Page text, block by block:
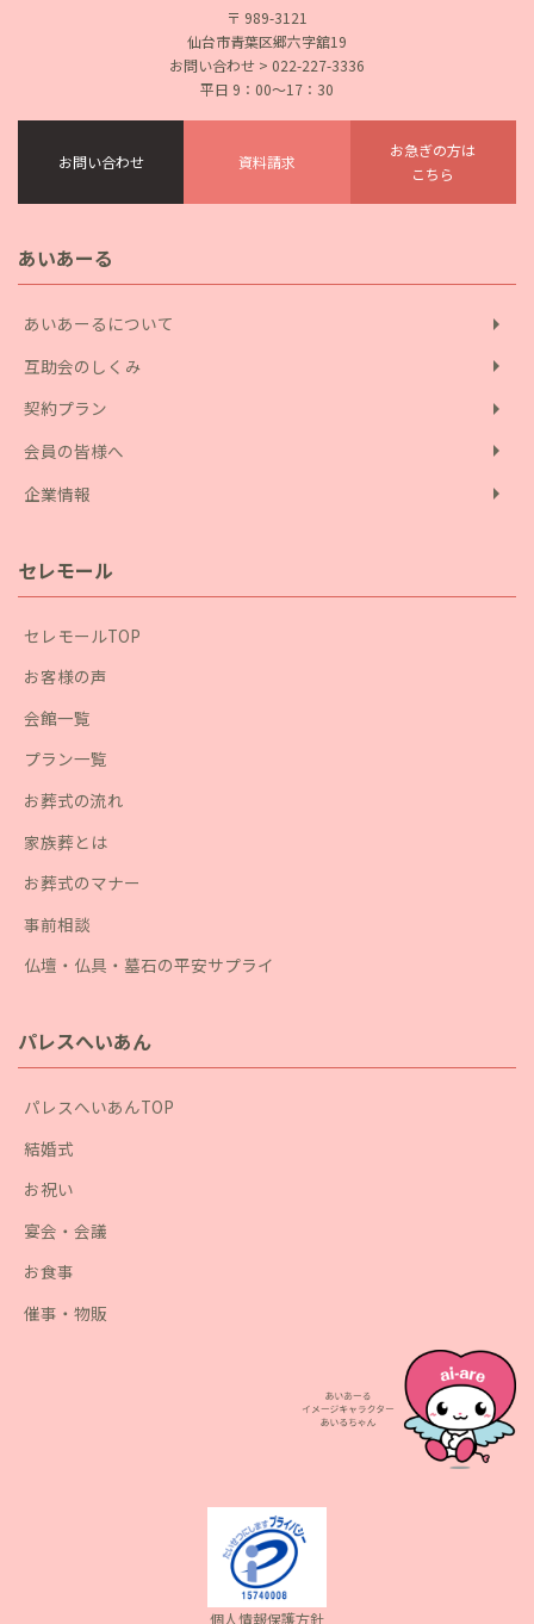
〒 989-3121
仙台市青葉区郷六字舘19
お問い合わせ > 022-227-3336
平日 9：00〜17：30
お問い合わせ 資料請求
お急ぎの方は
こちら
あいあーる
あいあーるについて arrow_right
互助会のしくみ arrow_right
契約プラン arrow_right
会員の皆様へ arrow_right
企業情報 arrow_right
セレモール
セレモールTOP
お客様の声
会館一覧
プラン一覧
お葬式の流れ
家族葬とは
お葬式のマナー
事前相談
仏壇・仏具・墓石の平安サプライ
パレスへいあん
パレスへいあんTOP
結婚式
お祝い
宴会・会議
お食事
催事・物販
個人情報保護方針